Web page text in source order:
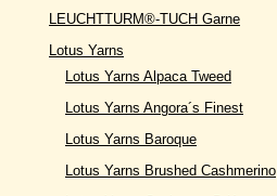
LEUCHTTURM®-TUCH Garne
Lotus Yarns
Lotus Yarns Alpaca Tweed
Lotus Yarns Angora´s Finest
Lotus Yarns Baroque
Lotus Yarns Brushed Cashmerino